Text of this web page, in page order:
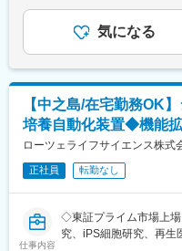
適したプロジェクトに
変更の範囲：会社の定め
【職務詳細】
・医用画像解析AI技術
・血液分析装置や病理
・国内外顧客との共同
・チームマネジメント
・特許創出、学会発表
・最新技術動向の調査
本ポジションでは、日
リアパスが選択可能です
額であり、選考を通じ
固定手当を含めた表記で
気になる
【中之島/在宅勤務OK
培養自動化装置◆機能
ローツェライフサイエンス株式
正社員 転勤なし
仕事内容
◇東証プライム市場上
究、iPS細胞研究、再生